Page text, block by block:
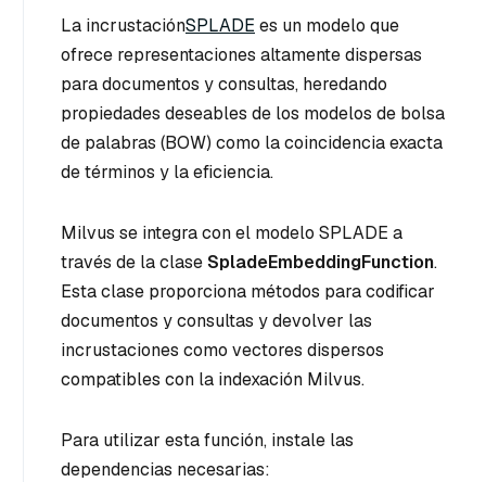
La incrustaciónSPLADE es un modelo que
ofrece representaciones altamente dispersas
para documentos y consultas, heredando
propiedades deseables de los modelos de bolsa
de palabras (BOW) como la coincidencia exacta
de términos y la eficiencia.
Milvus se integra con el modelo SPLADE a
través de la claseSpladeEmbeddingFunction.
Esta clase proporciona métodos para codificar
documentos y consultas y devolver las
incrustaciones como vectores dispersos
compatibles con la indexación Milvus.
Para utilizar esta función, instale las
dependencias necesarias: